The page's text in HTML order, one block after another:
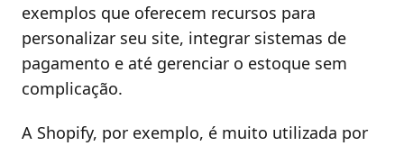
exemplos que oferecem recursos para
personalizar seu site, integrar sistemas de
pagamento e até gerenciar o estoque sem
complicação.
A Shopify, por exemplo, é muito utilizada por